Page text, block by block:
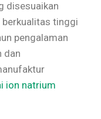
disesuaikan
berkualitas tinggi
pengalaman
dan
ion natrium